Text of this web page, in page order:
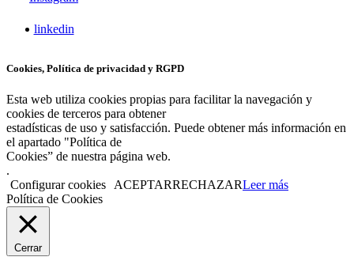
linkedin
Cookies, Política de privacidad y RGPD
Esta web utiliza cookies propias para facilitar la navegación y
cookies de terceros para obtener
estadísticas de uso y satisfacción. Puede obtener más información en
el apartado "Política de
Cookies” de nuestra página web.
.
Configurar cookies
ACEPTARRECHAZARLeer más
Política de Cookies
Cerrar